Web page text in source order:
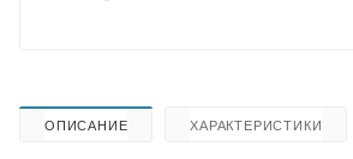
ОПИСАНИЕ ХАРАКТЕРИСТИКИ